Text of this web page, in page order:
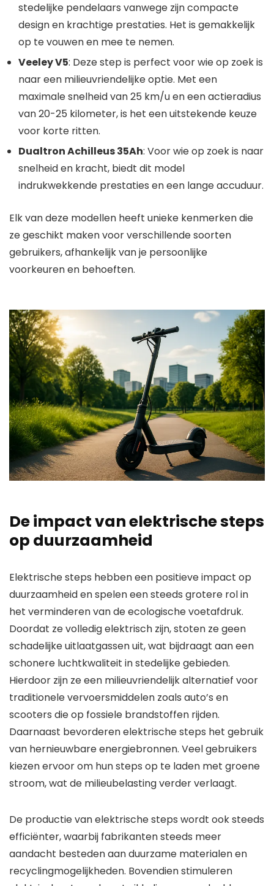
stedelijke pendelaars vanwege zijn compacte
design en krachtige prestaties. Het is gemakkelijk
op te vouwen en mee te nemen.
Veeley V5: Deze step is perfect voor wie op zoek is
naar een milieuvriendelijke optie. Met een
maximale snelheid van 25 km/u en een actieradius
van 20-25 kilometer, is het een uitstekende keuze
voor korte ritten.
Dualtron Achilleus 35Ah: Voor wie op zoek is naar
snelheid en kracht, biedt dit model
indrukwekkende prestaties en een lange accuduur.
Elk van deze modellen heeft unieke kenmerken die
ze geschikt maken voor verschillende soorten
gebruikers, afhankelijk van je persoonlijke
voorkeuren en behoeften.
De impact van elektrische steps
op duurzaamheid
Elektrische steps hebben een positieve impact op
duurzaamheid en spelen een steeds grotere rol in
het verminderen van de ecologische voetafdruk.
Doordat ze volledig elektrisch zijn, stoten ze geen
schadelijke uitlaatgassen uit, wat bijdraagt aan een
schonere luchtkwaliteit in stedelijke gebieden.
Hierdoor zijn ze een milieuvriendelijk alternatief voor
traditionele vervoersmiddelen zoals auto’s en
scooters die op fossiele brandstoffen rijden.
Daarnaast bevorderen elektrische steps het gebruik
van hernieuwbare energiebronnen. Veel gebruikers
kiezen ervoor om hun steps op te laden met groene
stroom, wat de milieubelasting verder verlaagt.
De productie van elektrische steps wordt ook steeds
efficiënter, waarbij fabrikanten steeds meer
aandacht besteden aan duurzame materialen en
recyclingmogelijkheden. Bovendien stimuleren